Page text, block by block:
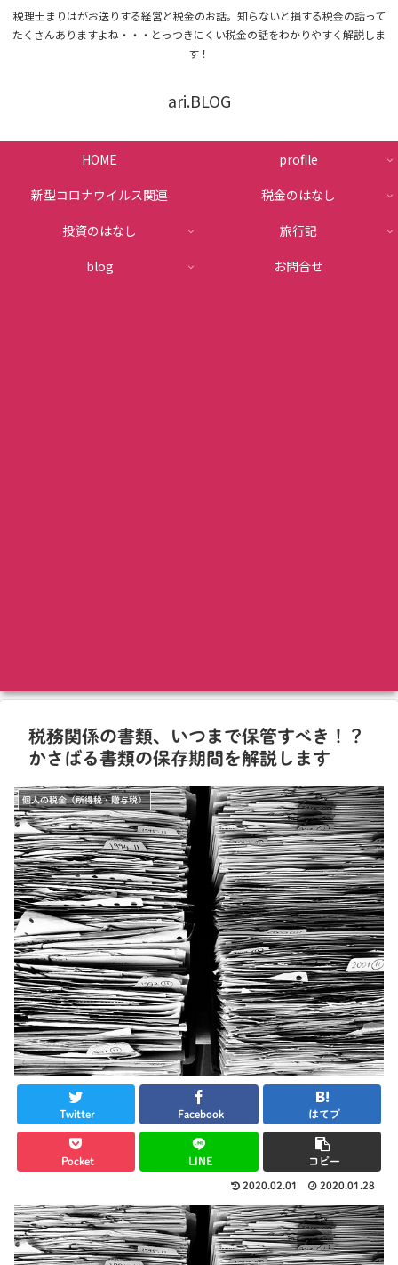
税理士まりはがお送りする経営と税金のお話。知らないと損する税金の話って
たくさんありますよね・・・とっつきにくい税金の話をわかりやすく解説しま
す！
ari.BLOG
HOME
profile
新型コロナウイルス関連
税金のはなし
投資のはなし
旅行記
blog
お問合せ
税務関係の書類、いつまで保管すべき！？
かさばる書類の保存期間を解説します
個人の税金（所得税・贈与税）
Twitter Facebook はてブ
Pocket LINE コピー
2020.02.01 2020.01.28